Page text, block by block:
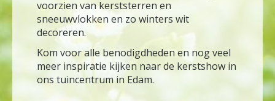
voorzien van kerststerren en
sneeuwvlokken en zo winters wit
decoreren.
Kom voor alle benodigdheden en nog veel
meer inspiratie kijken naar de kerstshow in
ons tuincentrum in Edam.